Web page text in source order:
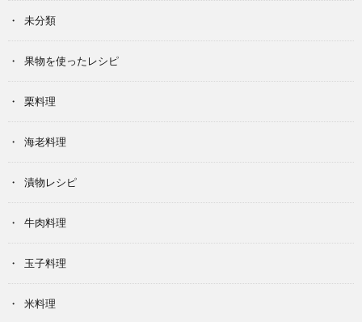
未分類
果物を使ったレシピ
栗料理
海老料理
漬物レシピ
牛肉料理
玉子料理
米料理